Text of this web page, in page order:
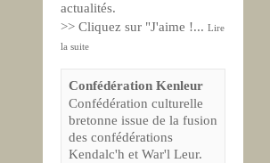
actualités.
>> Cliquez sur "J'aime !... Lire
la suite
Confédération Kenleur
Confédération culturelle
bretonne issue de la fusion
des confédérations
Kendalc'h et War'l Leur.